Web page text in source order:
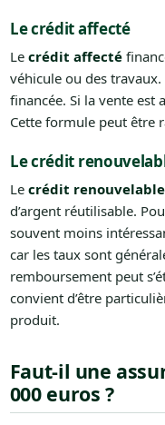
Le crédit affecté
Le crédit affecté
véhicule ou des
financée. Si la vente est
Cette formule peut être
Le crédit
Le crédit renouvelable
d’argent réutilisable.
souvent moins
car les taux sont
remboursement peut
convient d’être
produit.
Faut-il une
000 euros ?